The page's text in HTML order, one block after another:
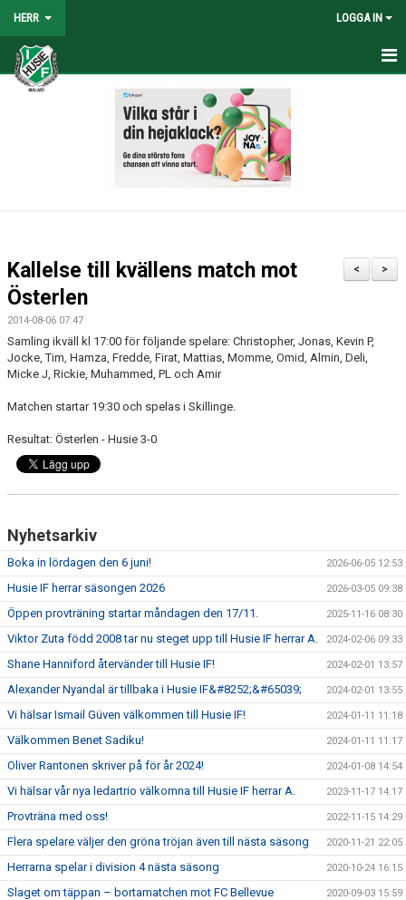
HERR LOGGA IN
HEM
MATCHER
BILDGALLERI
KONTAKT
>
<
Kallelse till kvällens match mot
Österlen
2014-08-06 07:47
Samling ikväll kl 17:00 för följande spelare: Christopher, Jonas, Kevin P,
Jocke, Tim, Hamza, Fredde, Firat, Mattias, Momme, Omid, Almin, Deli,
Micke J, Rickie, Muhammed, PL och Amir
Matchen startar 19:30 och spelas i Skillinge.
Resultat: Österlen - Husie 3-0
Nyhetsarkiv
Boka in lördagen den 6 juni! 2026-06-05 12:53
Husie IF herrar säsongen 2026 2026-03-05 09:38
Öppen provträning startar måndagen den 17/11. 2025-11-16 08:30
Viktor Zuta född 2008 tar nu steget upp till Husie IF herrar A. 2024-02-06 09:33
Shane Hanniford återvänder till Husie IF! 2024-02-01 13:57
Alexander Nyandal är tillbaka i Husie IF&#8252;&#65039; 2024-02-01 13:55
Vi hälsar Ismail Güven välkommen till Husie IF! 2024-01-11 11:18
Välkommen Benet Sadiku! 2024-01-11 11:17
Oliver Rantonen skriver på för år 2024! 2024-01-08 14:54
Vi hälsar vår nya ledartrio välkomna till Husie IF herrar A. 2023-11-17 14:17
Provträna med oss! 2022-11-15 14:29
Flera spelare väljer den gröna tröjan även till nästa säsong 2020-11-21 22:05
Herrarna spelar i division 4 nästa säsong 2020-10-24 16:15
Slaget om täppan – bortamatchen mot FC Bellevue 2020-09-03 15:59